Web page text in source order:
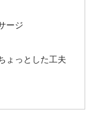
ージ
ょっとした工夫